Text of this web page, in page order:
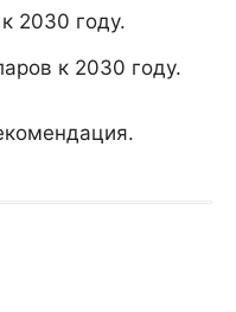
2030 году.
к 2030 году.